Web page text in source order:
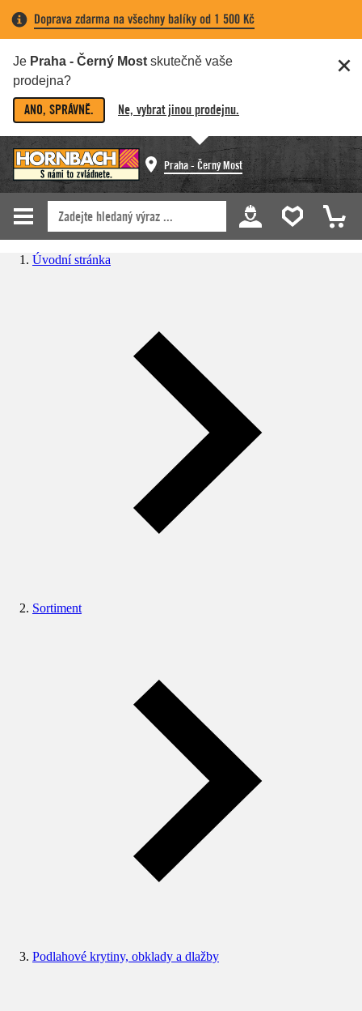
Doprava zdarma na všechny balíky od 1 500 Kč
Je Praha - Černý Most skutečně vaše
prodejna?
ANO, SPRÁVNĚ. Ne, vybrat jinou prodejnu.
Praha - Černý Most
Úvodní stránka
Sortiment
Podlahové krytiny, obklady a dlažby